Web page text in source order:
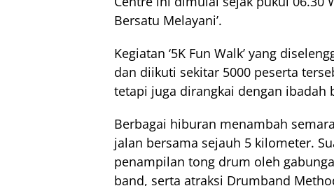
Bersatu Melayani’.
Kegiatan ‘5K Fun Walk’ yang
dan diikuti sekitar 5000 peserta
tetapi juga dirangkai dengan ibadah
Berbagai hiburan menambah
jalan bersama sejauh 5 kilometer.
penampilan tong drum oleh
band, serta atraksi Drumband